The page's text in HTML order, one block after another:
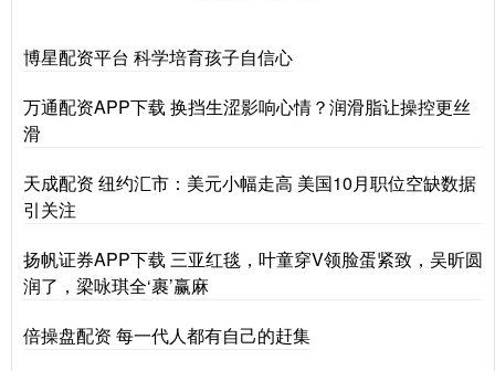
博星配资平台 科学培育孩子自信心
万通配资APP下载 换挡生涩影响心情？润滑脂让操控更丝
滑
天成配资 纽约汇市：美元小幅走高 美国10月职位空缺数据
引关注
扬帆证券APP下载 三亚红毯，叶童穿V领脸蛋紧致，吴昕圆
润了，梁咏琪全‘裹’赢麻
倍操盘配资 每一代人都有自己的赶集